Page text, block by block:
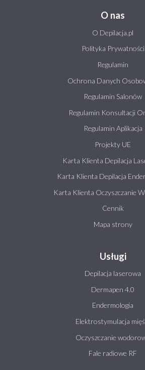
O nas
O Depilacja.pl
Polityka Prywatności
Regulamin
Ochrona Danych
Regulamin Salonów
Regulamin Konsultacji
Regulamin Aplikacja
Projekty UE
Karta Klienta Depilacja
Karta Klienta Depilacja
Karta Klienta Oczyszczanie
Cennik
Mapa strony
Usługi
Depilacja laserowa
Dermapen 4.0
Endermologia
Elektrostymulacja
Oczyszczanie
Fale radiowe RF